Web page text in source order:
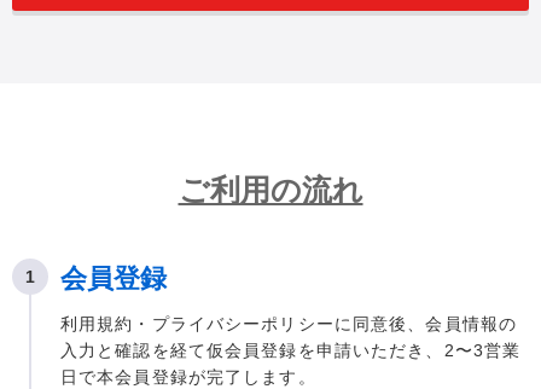
ご利用の流れ
会員登録
利用規約・プライバシーポリシーに同意後、会員情報の
入力と確認を経て仮会員登録を申請いただき、2〜3営業
日で本会員登録が完了します。